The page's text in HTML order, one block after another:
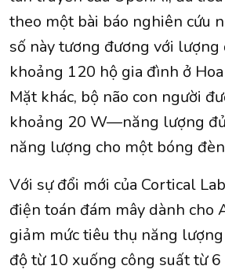
theo một bài báo nghiên cứu
số này tương đương với lượng
khoảng 120 hộ gia đình ở
Mặt khác, bộ não con người
khoảng 20 W—năng lượng
năng lượng cho một bóng
Với sự đổi mới của Cortical
điện toán đám mây dành cho
giảm mức tiêu thụ năng lượng
độ từ 10 xuống công suất từ 6